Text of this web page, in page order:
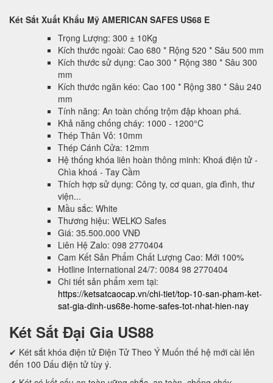
Két Sắt Xuất Khẩu Mỹ AMERICAN SAFES US68 E
Trọng Lượng: 300 ± 10Kg
Kích thước ngoài: Cao 680 * Rộng 520 * Sâu 500 mm
Kích thước sử dụng: Cao 300 * Rộng 380 * Sâu 300
mm
Kích thước ngăn kéo: Cao 100 * Rộng 380 * Sâu 240
mm
Tính năng: An toàn chống trộm đập khoan phá.
Khả năng chống cháy: 1000 - 1200°C
Thép Thân Vỏ: 10mm
Thép Cánh Cửa: 12mm
Hệ thống khóa liên hoàn thông minh: Khoá điện tử -
Chìa khoá - Tay Cầm
Thích hợp sử dụng: Công ty, cơ quan, gia đình, thư
viện...
Mầu sắc: White
Thương hiệu: WELKO Safes
Giá: 35.500.000 VNĐ
Liên Hệ Zalo: 098 2770404
Cam Kết Sản Phẩm Chất Lượng Cao: Mới 100%
Hotline International 24/7: 0084 98 2770404
Chi tiết sản phẩm xem tại:
https://ketsatcaocap.vn/chi-tiet/top-10-san-pham-ket-
sat-gia-dinh-us68e-home-safes-tot-nhat-hien-nay
Két Sắt Đại Gia US88
✔ Két sắt khóa điện tử Điện Tử Theo Ý Muốn thế hệ mới cài lên
đến 100 Dấu điện tử tùy ý.